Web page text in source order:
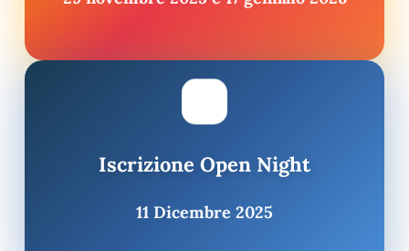
Iscrizione Open Night
11 Dicembre 2025